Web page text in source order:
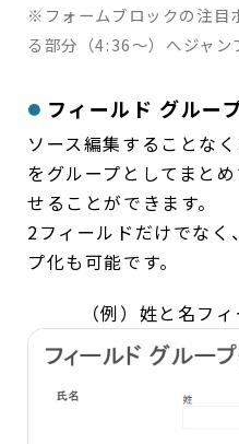
※フォームブロックの注目
る部分（4:36～）へジャン
フィールド グルー
ソース編集することな
をグループとしてまと
せることができます。
2フィールドだけでなく
プ化も可能です。
（例）姓と名フ